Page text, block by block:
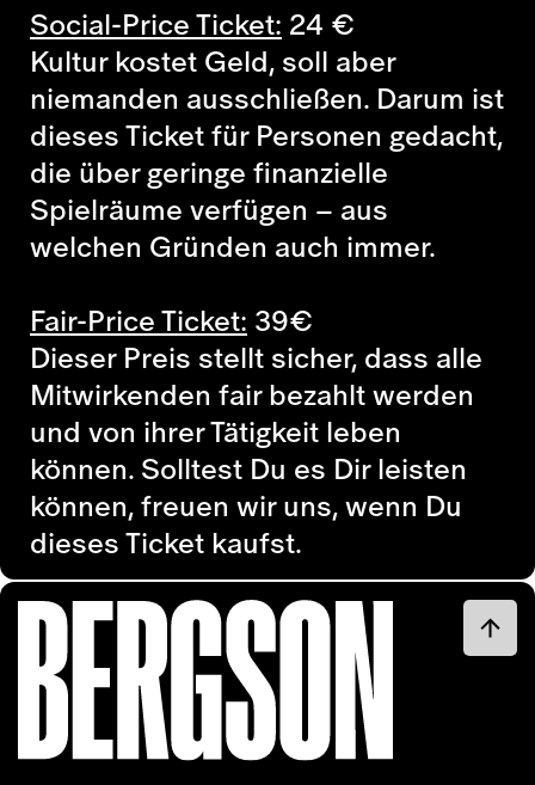
Social-Price Ticket: 24 €
Kultur kostet Geld, soll aber
niemanden ausschließen. Darum ist
dieses Ticket für Personen gedacht,
die über geringe finanzielle
Spielräume verfügen – aus
welchen Gründen auch immer.
Fair-Price Ticket: 39€
Dieser Preis stellt sicher, dass alle
Mitwirkenden fair bezahlt werden
und von ihrer Tätigkeit leben
können. Solltest Du es Dir leisten
können, freuen wir uns, wenn Du
dieses Ticket kaufst.